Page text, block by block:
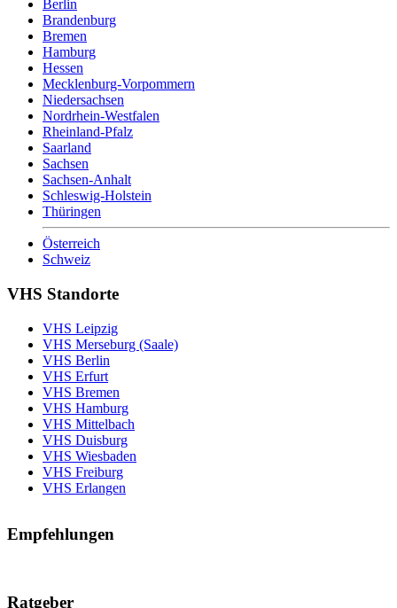
Berlin
Brandenburg
Bremen
Hamburg
Hessen
Mecklenburg-Vorpommern
Niedersachsen
Nordrhein-Westfalen
Rheinland-Pfalz
Saarland
Sachsen
Sachsen-Anhalt
Schleswig-Holstein
Thüringen
Österreich
Schweiz
VHS Standorte
VHS Leipzig
VHS Merseburg (Saale)
VHS Berlin
VHS Erfurt
VHS Bremen
VHS Hamburg
VHS Mittelbach
VHS Duisburg
VHS Wiesbaden
VHS Freiburg
VHS Erlangen
Empfehlungen
Ratgeber